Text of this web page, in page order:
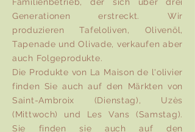
Generationen erstreckt. Wir
produzieren Tafeloliven, Olivenöl,
Tapenade und Olivade, verkaufen aber
auch Folgeprodukte.
Die Produkte von La Maison de l'olivier
finden Sie auch auf den Märkten von
Saint-Ambroix (Dienstag), Uzès
(Mittwoch) und Les Vans (Samstag).
Sie finden sie auch auf den